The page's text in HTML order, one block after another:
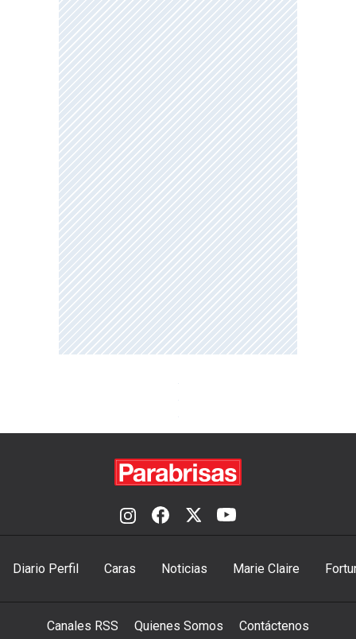
Diario Perfil Caras Noticias Marie Claire
Canales RSS Quienes Somos Contáctenos